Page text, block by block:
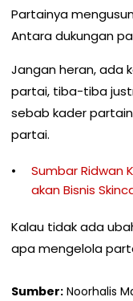
Partainya
Antara dukungan
Jangan heran, ada
partai, tiba-tiba
sebab kader
partai.
Sumbar Ridwan
akan Bisnis
Kalau tidak ada
apa mengelola
Sumber: Noorhalis